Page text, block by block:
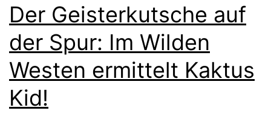
Der Geisterkutsche auf
der Spur: Im Wilden
Westen ermittelt Kaktus
Kid!